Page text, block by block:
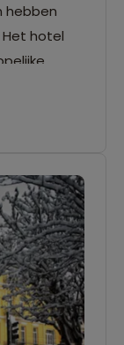
hebben
Het hotel